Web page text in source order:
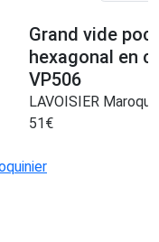
Grand vide
hexagonal en
VP506
LAVOISIER
51 €